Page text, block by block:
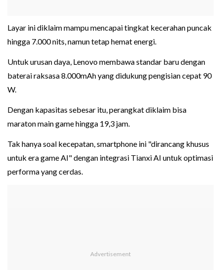
Layar ini diklaim mampu mencapai tingkat kecerahan puncak
hingga 7.000 nits, namun tetap hemat energi.
Untuk urusan daya, Lenovo membawa standar baru dengan
baterai raksasa 8.000mAh yang didukung pengisian cepat 90
W.
Dengan kapasitas sebesar itu, perangkat diklaim bisa
maraton main game hingga 19,3 jam.
Tak hanya soal kecepatan, smartphone ini "dirancang khusus
untuk era game AI" dengan integrasi Tianxi AI untuk optimasi
performa yang cerdas.